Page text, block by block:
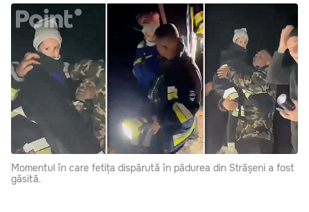
Momentul în care fetița dispărută în pădurea din Strășeni a fost
găsită.